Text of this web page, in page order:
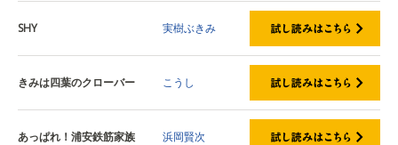
SHY 実樹ぶきみ
きみは四葉のクローバー こうし
あっぱれ！浦安鉄筋家族 浜岡賢次